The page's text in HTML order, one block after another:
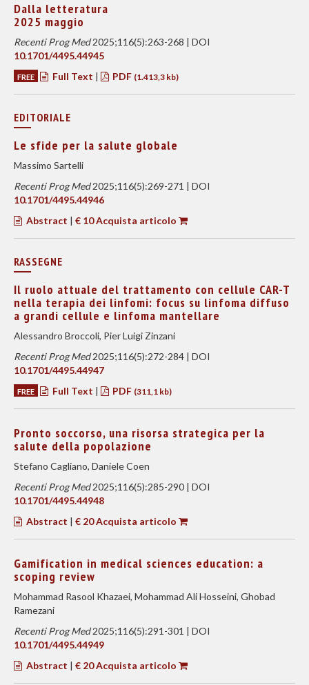
Dalla letteratura
2025 maggio
Recenti Prog Med2025;116(5):263-268 | DOI
10.1701/4495.44945
FREE Full Text | PDF (1.413,3 kb)
EDITORIALE
Le sfide per la salute globale
Massimo Sartelli
Recenti Prog Med2025;116(5):269-271 | DOI
10.1701/4495.44946
Abstract | € 10 Acquista articolo
RASSEGNE
Il ruolo attuale del trattamento con cellule CAR-T
nella terapia dei linfomi: focus su linfoma diffuso
a grandi cellule e linfoma mantellare
Alessandro Broccoli, Pier Luigi Zinzani
Recenti Prog Med2025;116(5):272-284 | DOI
10.1701/4495.44947
FREE Full Text | PDF (311,1 kb)
Pronto soccorso, una risorsa strategica per la
salute della popolazione
Stefano Cagliano, Daniele Coen
Recenti Prog Med2025;116(5):285-290 | DOI
10.1701/4495.44948
Abstract | € 20 Acquista articolo
Gamification in medical sciences education: a
scoping review
Mohammad Rasool Khazaei, Mohammad Ali Hosseini, Ghobad
Ramezani
Recenti Prog Med2025;116(5):291-301 | DOI
10.1701/4495.44949
Abstract | € 20 Acquista articolo